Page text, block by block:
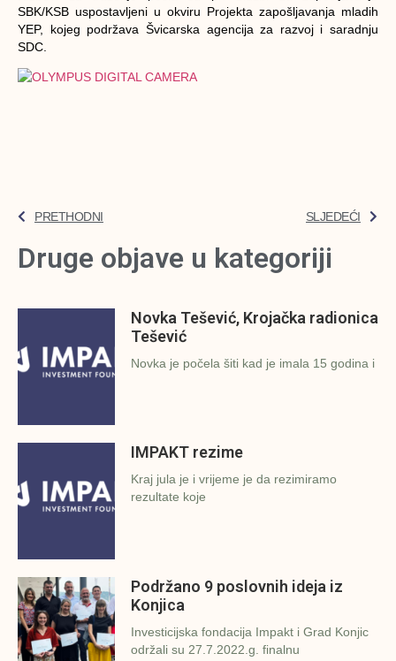
SBK/KSB uspostavljeni u okviru Projekta zapošljavanja mladih
YEP, kojeg podržava Švicarska agencija za razvoj i saradnju
SDC.
PRETHODNI SLJEDEĆI
Druge objave u kategoriji
Novka Tešević, Krojačka radionica
Tešević
Novka je počela šiti kad je imala 15 godina i
IMPAKT rezime
Kraj jula je i vrijeme je da rezimiramo
rezultate koje
Podržano 9 poslovnih ideja iz
Konjica
Investicijska fondacija Impakt i Grad Konjic
održali su 27.7.2022.g. finalnu